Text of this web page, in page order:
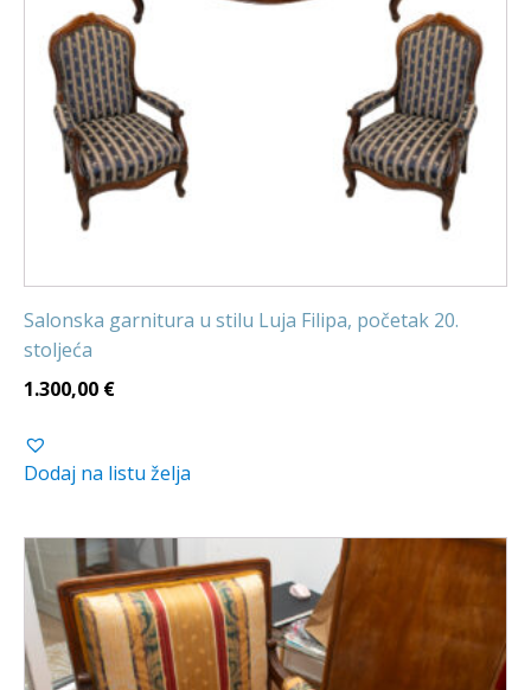
Salonska garnitura u stilu Luja Filipa, početak 20.
stoljeća
1.300,00 €
Dodaj na listu želja